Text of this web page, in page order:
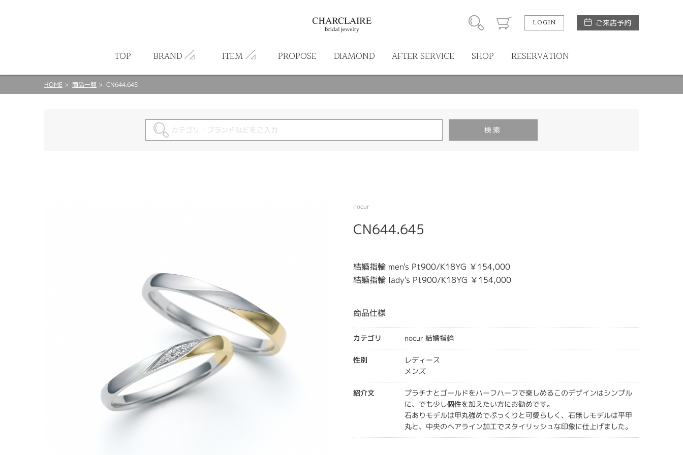
LOGIN ご来店予約
TOP BRAND ITEM PROPOSE DIAMOND AFTER SERVICE SHOP RESERVATION
HOME 商品一覧 CN644.645
nocur
CN644.645
結婚指輪 men's Pt900/K18YG ￥154,000
結婚指輪 lady's Pt900/K18YG ￥154,000
商品仕様
カテゴリ nocur 結婚指輪
性別
レディース
メンズ
紹介文
プラチナとゴールドをハーフハーフで楽しめるこのデザインはシンプル
に、でも少し個性を加えたい方にお勧めです。
石ありモデルは甲丸強めでぷっくりと可愛らしく、石無しモデルは平甲
丸と、中央のヘアライン加工でスタイリッシュな印象に仕上げました。